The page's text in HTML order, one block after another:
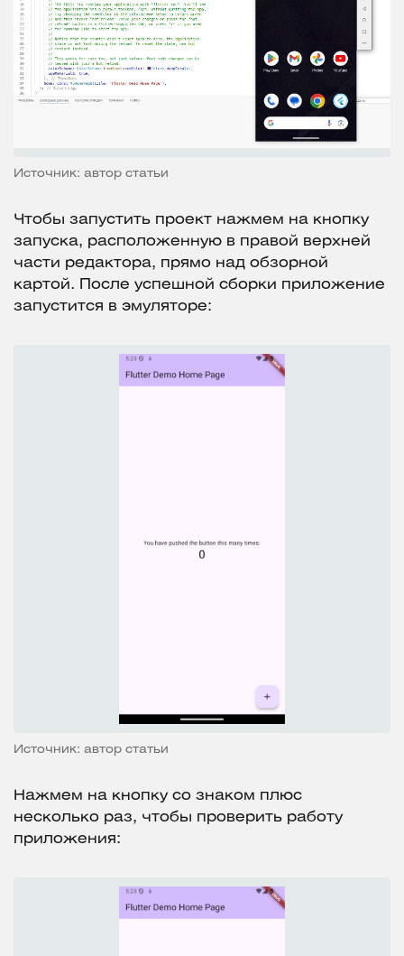
Источник: автор статьи
Чтобы запустить проект нажмем на кнопку
запуска, расположенную в правой верхней
части редактора, прямо над обзорной
картой. После успешной сборки приложение
запустится в эмуляторе:
Источник: автор статьи
Нажмем на кнопку со знаком плюс
несколько раз, чтобы проверить работу
приложения: